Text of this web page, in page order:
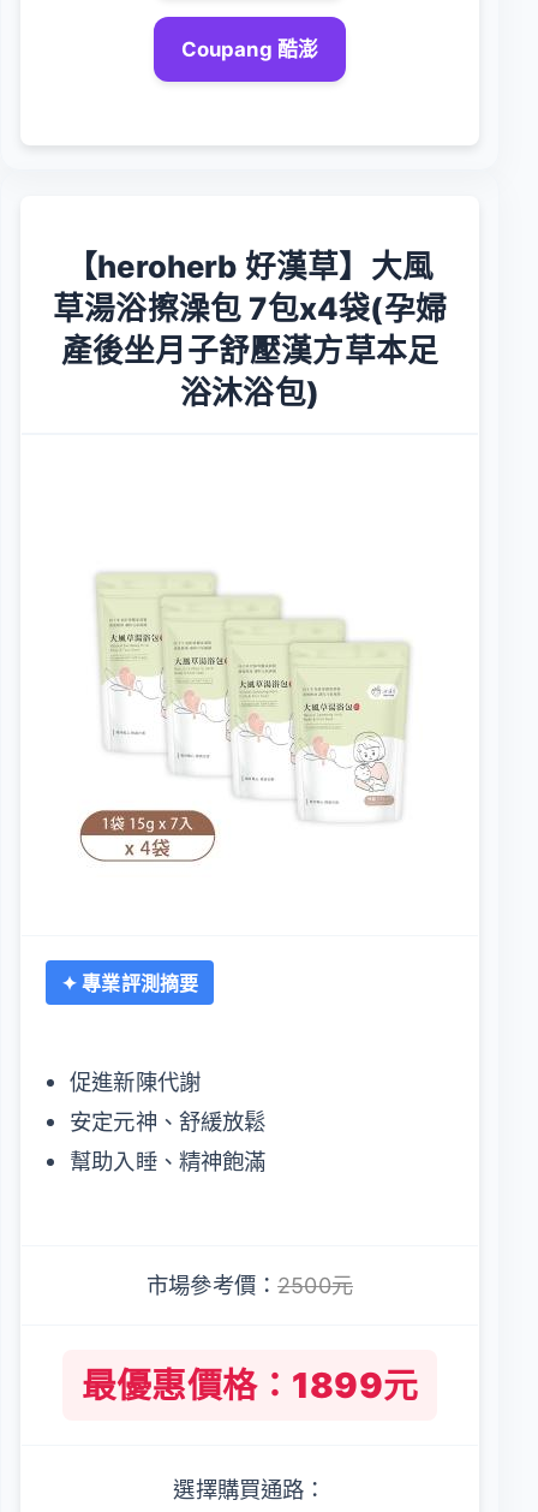
Coupang 酷澎
【heroherb 好漢草】大風
草湯浴擦澡包 7包x4袋(孕婦
產後坐月子舒壓漢方草本足
浴沐浴包)
✦ 專業評測摘要
促進新陳代謝
安定元神、舒緩放鬆
幫助入睡、精神飽滿
市場參考價：2500元
最優惠價格：1899元
選擇購買通路：